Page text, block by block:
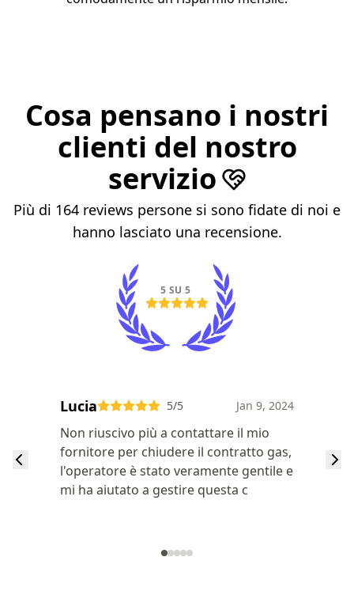
Cosa pensano i nostri
clienti del nostro
servizio
Più di 164 reviews persone si sono fidate di noi e
hanno lasciato una recensione.
5 SU 5
Lucia 5/5 Jan 9, 2024
Non riuscivo più a contattare il mio
fornitore per chiudere il contratto gas,
l'operatore è stato veramente gentile e
mi ha aiutato a gestire questa c